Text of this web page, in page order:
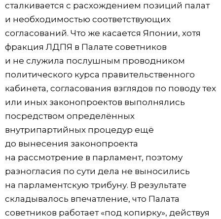
сталкивается с расхождением позиций палат
и необходимостью соответствующих
согласований. Что же касается Японии, хотя
фракция ЛДПЯ в Палате советников
и не служила послушным проводником
политического курса правительственного
кабинета, согласования взглядов по поводу тех
или иных законопроектов выполнялись
посредством определённых
внутрипартийных процедур ещё
до вынесения законопроекта
на рассмотрение в парламент, поэтому
разногласия по сути дела не выносились
на парламентскую трибуну. В результате
складывалось впечатление, что Палата
советников работает «под копирку», действуя